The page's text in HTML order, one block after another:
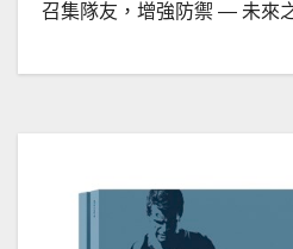
召集隊友，增強防禦 — 未來